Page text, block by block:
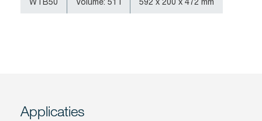
Applicaties